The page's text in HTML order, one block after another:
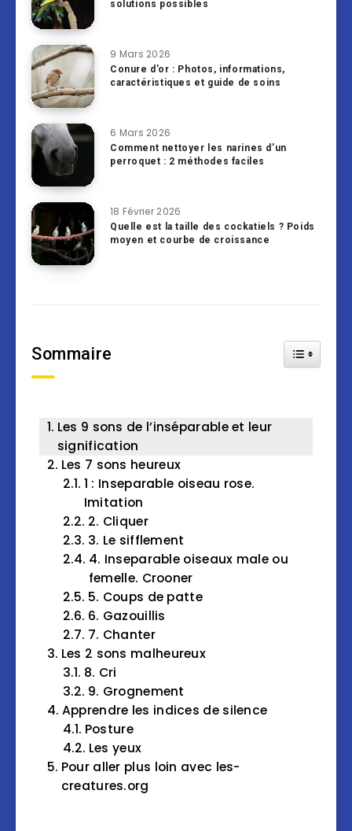
solutions possibles
9 Mars 2026
Conure d’or : Photos, informations,
caractéristiques et guide de soins
6 Mars 2026
Comment nettoyer les narines d’un
perroquet : 2 méthodes faciles
18 Février 2026
Quelle est la taille des cockatiels ? Poids
moyen et courbe de croissance
Sommaire Toggle
Les 9 sons de l’inséparable et leur
signification
Les 7 sons heureux
1 : Inseparable oiseau rose.
Imitation
2. Cliquer
3. Le sifflement
4. Inseparable oiseaux male ou
femelle. Crooner
5. Coups de patte
6. Gazouillis
7. Chanter
Les 2 sons malheureux
8. Cri
9. Grognement
Apprendre les indices de silence
Posture
Les yeux
Pour aller plus loin avec les-
creatures.org